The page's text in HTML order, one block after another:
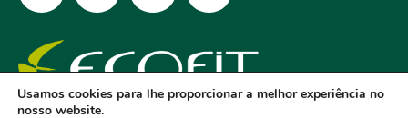
Usamos cookies para lhe proporcionar a melhor experiência no
nosso website.